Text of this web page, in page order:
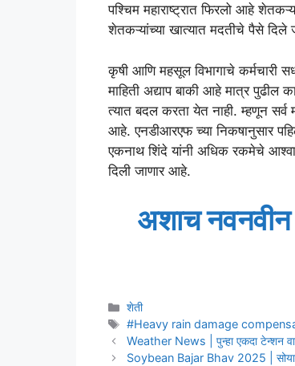
पश्चिम महाराष्ट्रात फिरलो आहे
शेतकऱ्यांच्या खात्यात मदतीचे पैसे दिले
कृषी आणि महसूल विभागाचे कर्मचारी
माहिती अद्याप बाकी आहे मात्र पुढील
त्यात बदल करता येत नाही. म्हणून सर्व
आहे. एनडीआरएफ च्या निकषानुसार
एकनाथ शिंदे यांनी अधिक रकमेचे
दिली जाणार आहे.
अशाच नवनवीन
Categories
शेती
Tags
#Heavy rain damage
Weather News | पुन्हा एकदा टेन्शन
Soybean Bajar Bhav 2025 |